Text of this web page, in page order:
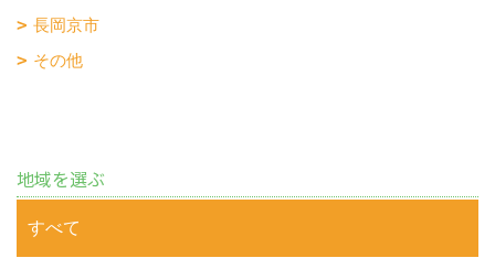
長岡京市
その他
地域を選ぶ
すべて